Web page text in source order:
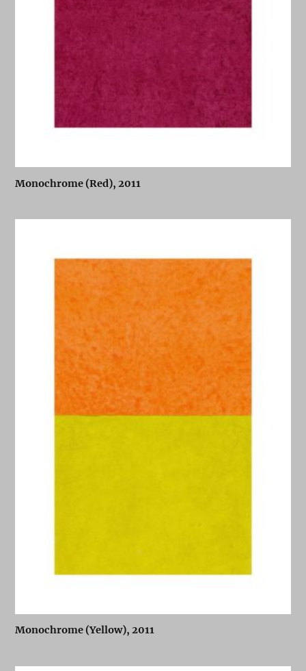
Monochrome (Red), 2011
Monochrome (Yellow), 2011